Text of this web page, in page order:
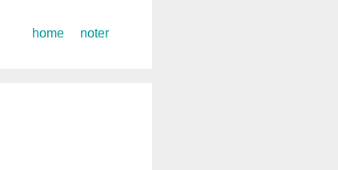
コ
home noter